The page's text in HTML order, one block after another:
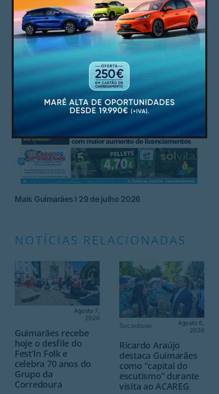
Mais Guimarães I 29 de julho 2026
NOTÍCIAS RELACIONADAS
Agosto 7,
2026
Guimarães recebe
hoje o desfile do
Fest’In Folk e
celebra 70 anos do
Grupo da
Corredoura
Sociedade
Agosto 6,
2026
Ricardo Araújo
destaca Guimarães
como “capital do
escutismo” durante
visita ao ACAREG